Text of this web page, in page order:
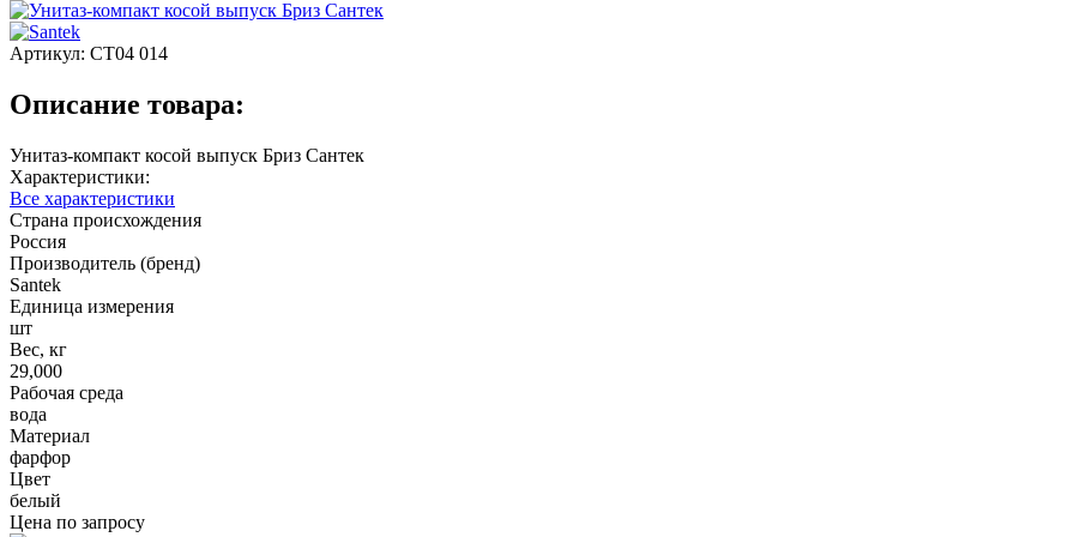
Артикул: СТ04 014
Описание товара:
Унитаз-компакт косой выпуск Бриз Сантек
Характеристики:
Все характеристики
Страна происхождения
Россия
Производитель (бренд)
Santek
Единица измерения
шт
Вес, кг
29,000
Рабочая среда
вода
Материал
фарфор
Цвет
белый
Цена по запросу